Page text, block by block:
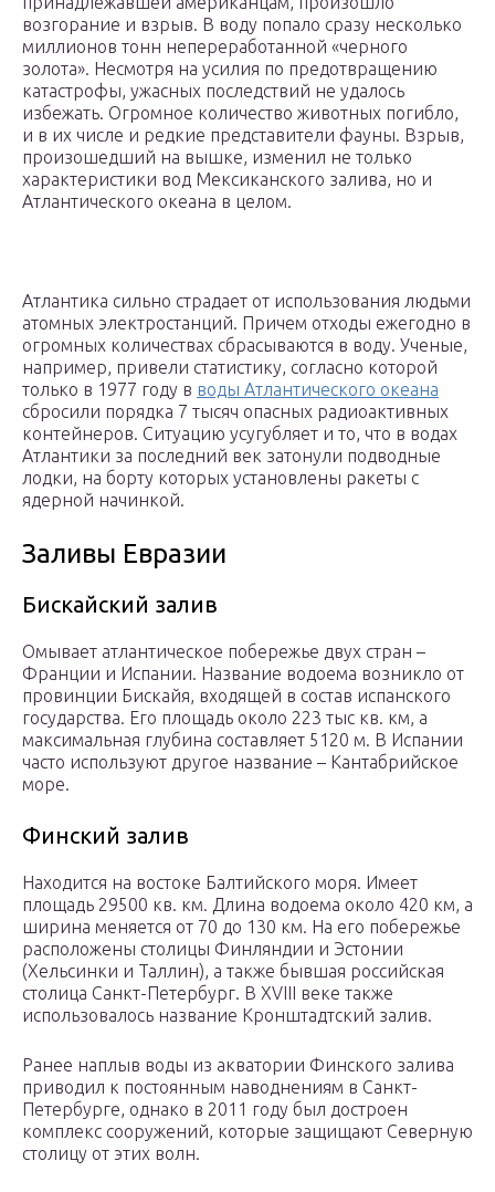
возгорание и взрыв. В воду попало сразу несколько
миллионов тонн непереработанной «черного
золота». Несмотря на усилия по предотвращению
катастрофы, ужасных последствий не удалось
избежать. Огромное количество животных погибло,
и в их числе и редкие представители фауны. Взрыв,
произошедший на вышке, изменил не только
характеристики вод Мексиканского залива, но и
Атлантического океана в целом.
Атлантика сильно страдает от использования людьми
атомных электростанций. Причем отходы ежегодно в
огромных количествах сбрасываются в воду. Ученые,
например, привели статистику, согласно которой
только в 1977 году в воды Атлантического океана
сбросили порядка 7 тысяч опасных радиоактивных
контейнеров. Ситуацию усугубляет и то, что в водах
Атлантики за последний век затонули подводные
лодки, на борту которых установлены ракеты с
ядерной начинкой.
Заливы Евразии
Бискайский залив
Омывает атлантическое побережье двух стран –
Франции и Испании. Название водоема возникло от
провинции Бискайя, входящей в состав испанского
государства. Его площадь около 223 тыс кв. км, а
максимальная глубина составляет 5120 м. В Испании
часто используют другое название – Кантабрийское
море.
Финский залив
Находится на востоке Балтийского моря. Имеет
площадь 29500 кв. км. Длина водоема около 420 км, а
ширина меняется от 70 до 130 км. На его побережье
расположены столицы Финляндии и Эстонии
(Хельсинки и Таллин), а также бывшая российская
столица Санкт-Петербург. В XVIII веке также
использовалось название Кронштадтский залив.
Ранее наплыв воды из акватории Финского залива
приводил к постоянным наводнениям в Санкт-
Петербурге, однако в 2011 году был достроен
комплекс сооружений, которые защищают Северную
столицу от этих волн.